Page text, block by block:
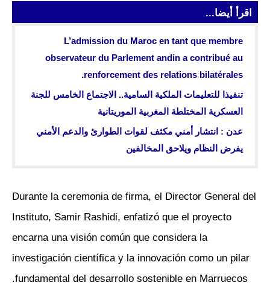
اقرأ أيضا...
L’admission du Maroc en tant que membre
observateur du Parlement andin a contribué au
renforcement des relations bilatérales.
تنفيذا للتعليمات الملكية السامية.. الاجتماع الخامس للجنة
العسكرية المختلطة المغربية الموريتانية
عدن : انتشار أمني مكثف لقوات الطوارئ والدعم الأمني
يفرض النظام ويلاحق المخالفين
Durante la ceremonia de firma, el Director General del
Instituto, Samir Rashidi, enfatizó que el proyecto
encarna una visión común que considera la
investigación científica y la innovación como un pilar
fundamental del desarrollo sostenible en Marruecos.